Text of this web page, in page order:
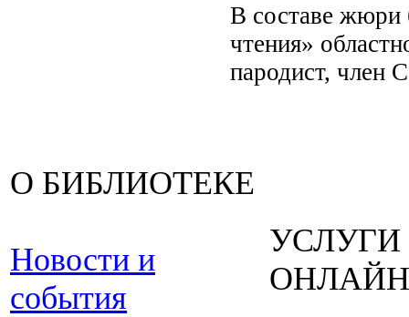
В составе жюри
чтения»
пародист, член
О БИБЛИОТЕКЕ
Новости и
события
УСЛУГИ
ОНЛАЙН